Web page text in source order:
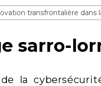
transfrontalière dans
sarro-
la